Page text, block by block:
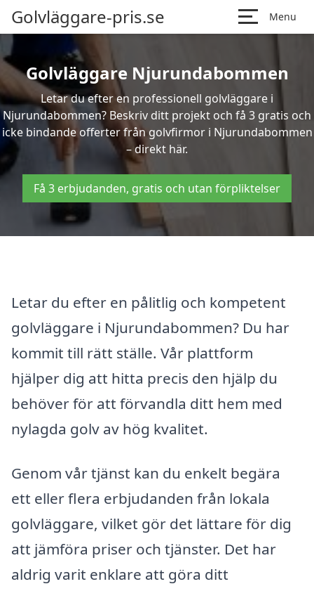
Golvläggare-pris.se Menu
Golvläggare Njurundabommen
Letar du efter en professionell golvläggare i
Njurundabommen? Beskriv ditt projekt och få 3 gratis och
icke bindande offerter från golvfirmor i Njurundabommen
– direkt här.
Få 3 erbjudanden, gratis och utan förpliktelser
Letar du efter en pålitlig och kompetent
golvläggare i Njurundabommen? Du har
kommit till rätt ställe. Vår plattform
hjälper dig att hitta precis den hjälp du
behöver för att förvandla ditt hem med
nylagda golv av hög kvalitet.
Genom vår tjänst kan du enkelt begära
ett eller flera erbjudanden från lokala
golvläggare, vilket gör det lättare för dig
att jämföra priser och tjänster. Det har
aldrig varit enklare att göra ditt